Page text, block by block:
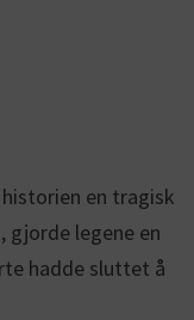
en tragisk
gjorde legene en
hadde sluttet å